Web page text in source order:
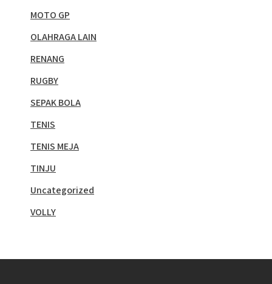
MOTO GP
OLAHRAGA LAIN
RENANG
RUGBY
SEPAK BOLA
TENIS
TENIS MEJA
TINJU
Uncategorized
VOLLY